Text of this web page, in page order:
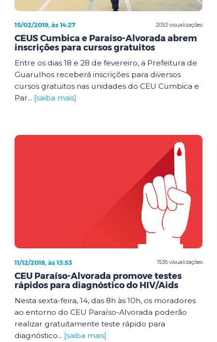
2053 visualizações
15/02/2019, às 14:27
CEUS Cumbica e Paraíso-Alvorada abrem
inscrições para cursos gratuitos
Entre os dias 18 e 28 de fevereiro, a Prefeitura de
Guarulhos receberá inscrições para diversos
cursos gratuitos nas unidades do CEU Cumbica e
Par... [saiba mais]
1535 visualizações
11/12/2018, às 13:53
CEU Paraíso-Alvorada promove testes
rápidos para diagnóstico do HIV/Aids
Nesta sexta-feira, 14, das 8h às 10h, os moradores
ao entorno do CEU Paraíso-Alvorada poderão
realizar gratuitamente teste rápido para
diagnóstico... [saiba mais]